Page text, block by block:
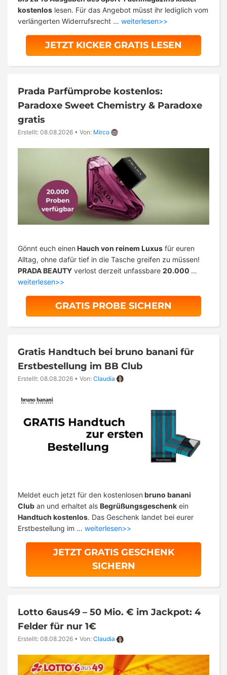
kostenlos lesen. Für das Angebot müsst ihr lediglich vom
verlängerten Widerrufsrecht … weiterlesen>>
JETZT KICKER GRATIS LESEN
Prada Parfümprobe kostenlos:
Paradoxe Sweet Chemistry & Paradoxe
gratis
Erstellt: 08.08.2026 • Von: Mirco
Gönnt euch einen Hauch von reinem Luxus für euren
Alltag, ohne dafür tief in die Tasche greifen zu müssen!
PRADA BEAUTY verlost derzeit unfassbare 20.000 …
weiterlesen>>
GRATIS PROBE SICHERN
Gratis Handtuch bei bruno banani für
Erstbestellung im BB Club
Erstellt: 08.08.2026 • Von: Claudia
Meldet euch jetzt für den kostenlosen bruno banani
Club an und erhaltet als Begrüßungsgeschenk ein
Handtuch kostenlos. Das Geschenk landet bei eurer
Erstbestellung im … weiterlesen>>
JETZT GRATIS GESCHENK
SICHERN
Lotto 6aus49 – 50 Mio. € im Jackpot: 4
Felder für nur 1€
Erstellt: 08.08.2026 • Von: Claudia